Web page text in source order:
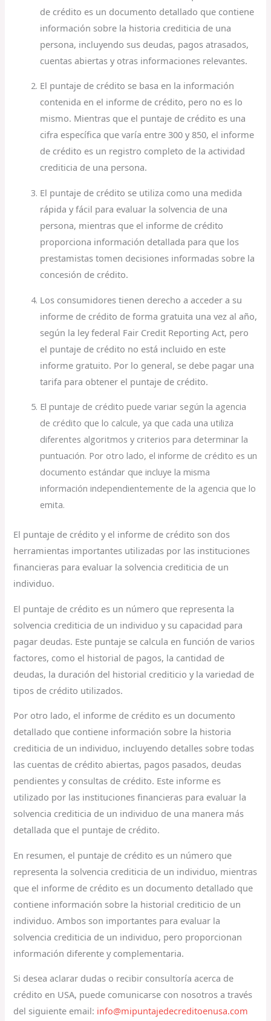
de crédito es un documento detallado que contiene
información sobre la historia crediticia de una
persona, incluyendo sus deudas, pagos atrasados,
cuentas abiertas y otras informaciones relevantes.
El puntaje de crédito se basa en la información
contenida en el informe de crédito, pero no es lo
mismo. Mientras que el puntaje de crédito es una
cifra específica que varía entre 300 y 850, el informe
de crédito es un registro completo de la actividad
crediticia de una persona.
El puntaje de crédito se utiliza como una medida
rápida y fácil para evaluar la solvencia de una
persona, mientras que el informe de crédito
proporciona información detallada para que los
prestamistas tomen decisiones informadas sobre la
concesión de crédito.
Los consumidores tienen derecho a acceder a su
informe de crédito de forma gratuita una vez al año,
según la ley federal Fair Credit Reporting Act, pero
el puntaje de crédito no está incluido en este
informe gratuito. Por lo general, se debe pagar una
tarifa para obtener el puntaje de crédito.
El puntaje de crédito puede variar según la agencia
de crédito que lo calcule, ya que cada una utiliza
diferentes algoritmos y criterios para determinar la
puntuación. Por otro lado, el informe de crédito es un
documento estándar que incluye la misma
información independientemente de la agencia que lo
emita.
El puntaje de crédito y el informe de crédito son dos
herramientas importantes utilizadas por las instituciones
financieras para evaluar la solvencia crediticia de un
individuo.
El puntaje de crédito es un número que representa la
solvencia crediticia de un individuo y su capacidad para
pagar deudas. Este puntaje se calcula en función de varios
factores, como el historial de pagos, la cantidad de
deudas, la duración del historial crediticio y la variedad de
tipos de crédito utilizados.
Por otro lado, el informe de crédito es un documento
detallado que contiene información sobre la historia
crediticia de un individuo, incluyendo detalles sobre todas
las cuentas de crédito abiertas, pagos pasados, deudas
pendientes y consultas de crédito. Este informe es
utilizado por las instituciones financieras para evaluar la
solvencia crediticia de un individuo de una manera más
detallada que el puntaje de crédito.
En resumen, el puntaje de crédito es un número que
representa la solvencia crediticia de un individuo, mientras
que el informe de crédito es un documento detallado que
contiene información sobre la historial crediticio de un
individuo. Ambos son importantes para evaluar la
solvencia crediticia de un individuo, pero proporcionan
información diferente y complementaria.
Si desea aclarar dudas o recibir consultoría acerca de
crédito en USA, puede comunicarse con nosotros a través
del siguiente email: info@mipuntajedecreditoenusa.com